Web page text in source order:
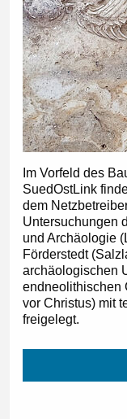
Im Vorfeld des
SuedOstLink
dem
Untersuchungen
und Archäologie
Förderstedt
archäologischen
endneolithischen
vor Christus) mit
freigelegt.